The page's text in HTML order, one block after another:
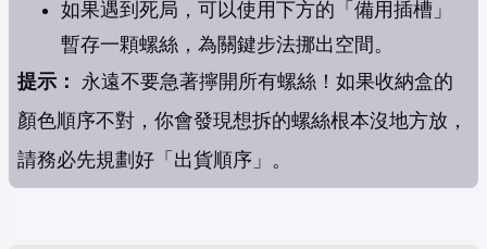
如果遇到死局，可以使用下方的「備用插槽」
暫存一顆螺絲，為關鍵步法挪出空間。
提示：
永遠不要急著擰開所有螺絲！如果收納盒的
顏色順序不對，你會發現想拆的螺絲根本沒地方放，
請務必先規劃好「出貨順序」。